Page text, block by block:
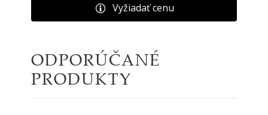
Vyžiadať cenu
ODPORÚČANÉ
PRODUKTY